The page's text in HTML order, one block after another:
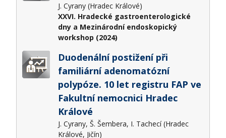
J. Cyrany (Hradec Králové)
XXVI. Hradecké gastroenterologické
dny a Mezinárodní endoskopický
workshop (2024)
Duodenální postižení při
familiární adenomatózní
polypóze. 10 let registru FAP ve
Fakultní nemocnici Hradec
Králové
J. Cyrany, Š. Šembera, I. Tachecí (Hradec
Králové, Jičín)